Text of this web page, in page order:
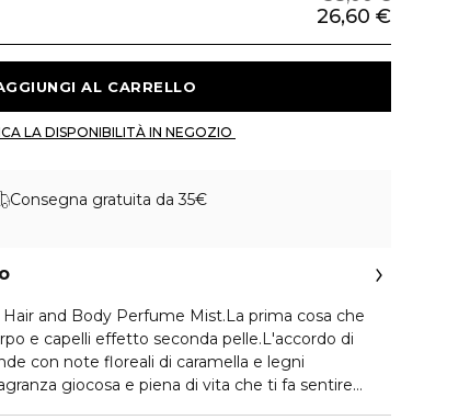
26,60 €
Consegna gratuita da 35€
and Body Perfume Mist.La prima cosa che
e capelli effetto seconda pelle.L'accordo di
con note floreali di caramella e legni
giocosa e piena di vita che ti fa sentire